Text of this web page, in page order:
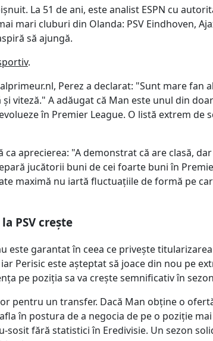
La 51 de ani, este analist ESPN cu
mari cluburi din Olanda: PSV Eindhoven,
să ajungă.
.
Perez a declarat: "Sunt mare fan
viteză." A adăugat că Man este unul din
în Premier League. O listă extrem de
aprecierea: "A demonstrat că are clasă,
jucătorii buni de cei foarte buni în
maximă nu iartă fluctuațiile de formă pe
PSV crește
este garantat în ceea ce privește
Perisic este așteptat să joace din nou pe
pe poziția sa va crește semnificativ în
pentru un transfer. Dacă Man obține o
în postura de a negocia de pe o poziție
sosit fără statistici în Eredivisie. Un sezon